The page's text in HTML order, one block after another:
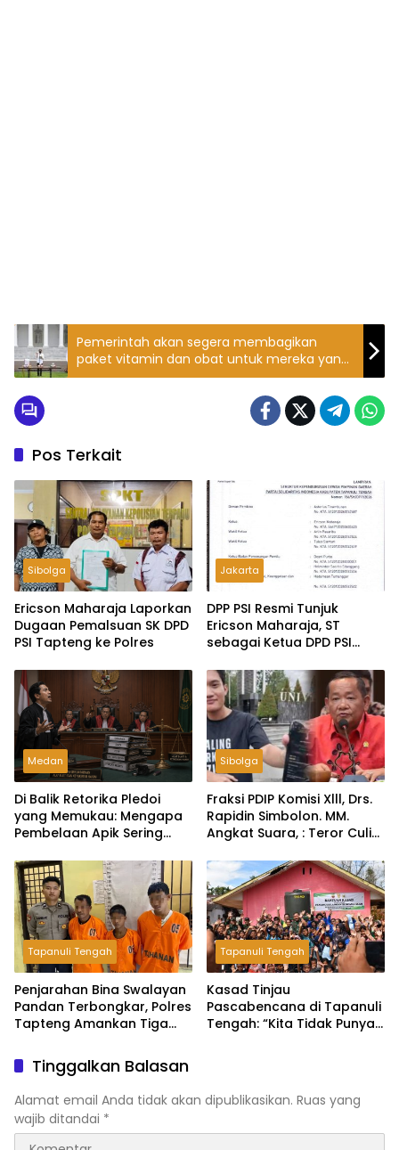
Pemerintah akan segera membagikan
paket vitamin dan obat untuk mereka yang
positif Covid-19 dan menjalani isolasi
Pos Terkait
Sibolga
Ericson Maharaja Laporkan
Dugaan Pemalsuan SK DPD
PSI Tapteng ke Polres
Jakarta
DPP PSI Resmi Tunjuk
Ericson Maharaja, ST
sebagai Ketua DPD PSI
Medan
Di Balik Retorika Pledoi
yang Memukau: Mengapa
Pembelaan Apik Sering
Sibolga
Fraksi PDIP Komisi Xlll, Drs.
Rapidin Simbolon. MM.
Angkat Suara, : Teror Culik
Harus Ungkap Tak Cukup
Hanya Klarifikasi
Tapanuli Tengah
Penjarahan Bina Swalayan
Pandan Terbongkar, Polres
Tapteng Amankan Tiga
Tapanuli Tengah
Kasad Tinjau
Pascabencana di Tapanuli
Tengah: “Kita Tidak Punya
Tinggalkan Balasan
Alamat email Anda tidak akan dipublikasikan. Ruas yang
wajib ditandai *